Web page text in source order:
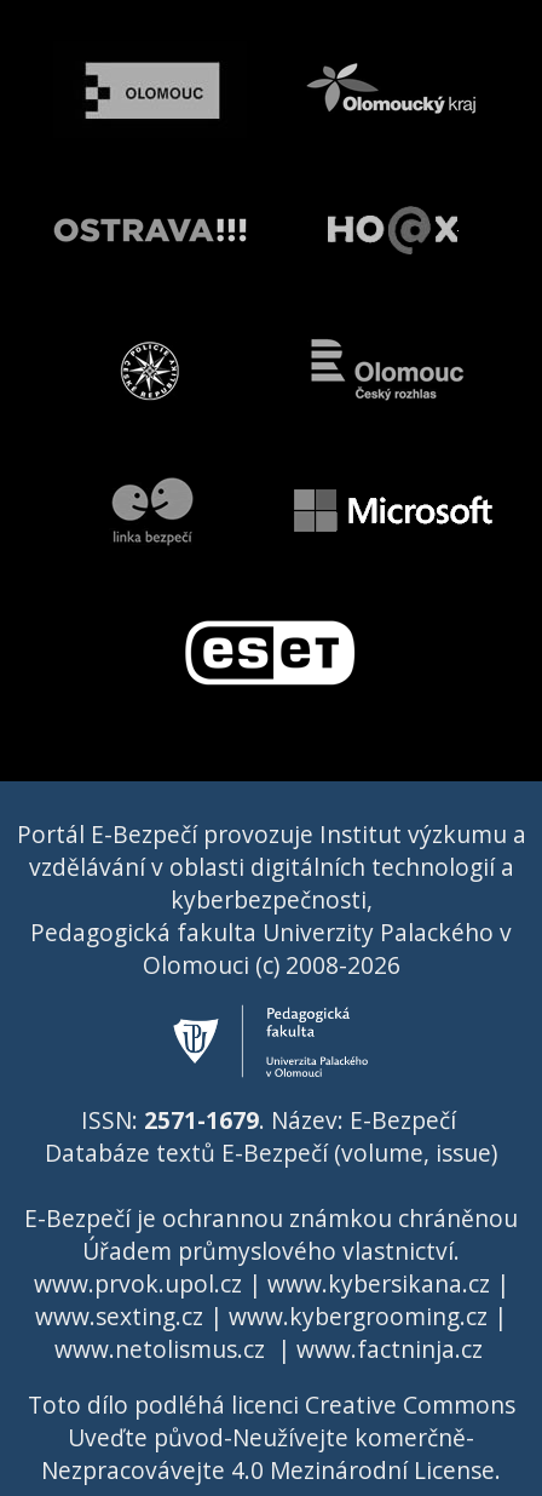
Portál E-Bezpečí provozuje Institut výzkumu a
vzdělávání v oblasti digitálních technologií a
kyberbezpečnosti,
Pedagogická fakulta Univerzity Palackého v
Olomouci (c) 2008-2026
ISSN: 2571-1679. Název: E-Bezpečí
Databáze textů E-Bezpečí (volume, issue)
E-Bezpečí je ochrannou známkou chráněnou
Úřadem průmyslového vlastnictví.
www.prvok.upol.cz | www.kybersikana.cz |
www.sexting.cz | www.kybergrooming.cz |
www.netolismus.cz | www.factninja.cz
Toto dílo podléhá licenci Creative Commons
Uveďte původ-Neužívejte komerčně-
Nezpracovávejte 4.0 Mezinárodní License.